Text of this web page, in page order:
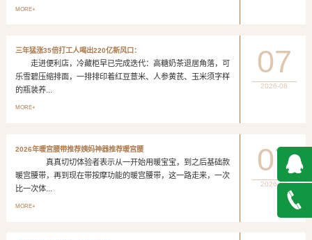
MORE+
三年猛涨35倍打工人喝出220亿新风口：
走进便利店，冷藏柜早已完成迭代：高糖奶茶退居角落，可
乐雪碧压缩排面，一排排印着红豆薏米、人参黄芪、玉米须字样
的瓶装养...
MORE+
07
2026-08
2026年暖宫腰带推荐姨妈神器推荐暖宫腰
真真切切体验者表示从一开始用暖宝宝，到之后基础款
暖宫腰带，再到现在带按摩功能的暖宫腰带，这一路走来，一次
比一次体...
MORE+
07
2026-08
QQ在